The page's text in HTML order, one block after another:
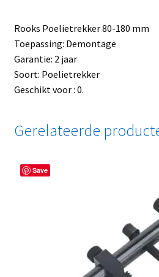
Rooks Poelietrekker 80-180 mm
Toepassing: Demontage
Garantie: 2 jaar
Soort: Poelietrekker
Geschikt voor : 0.
Gerelateerde
Save